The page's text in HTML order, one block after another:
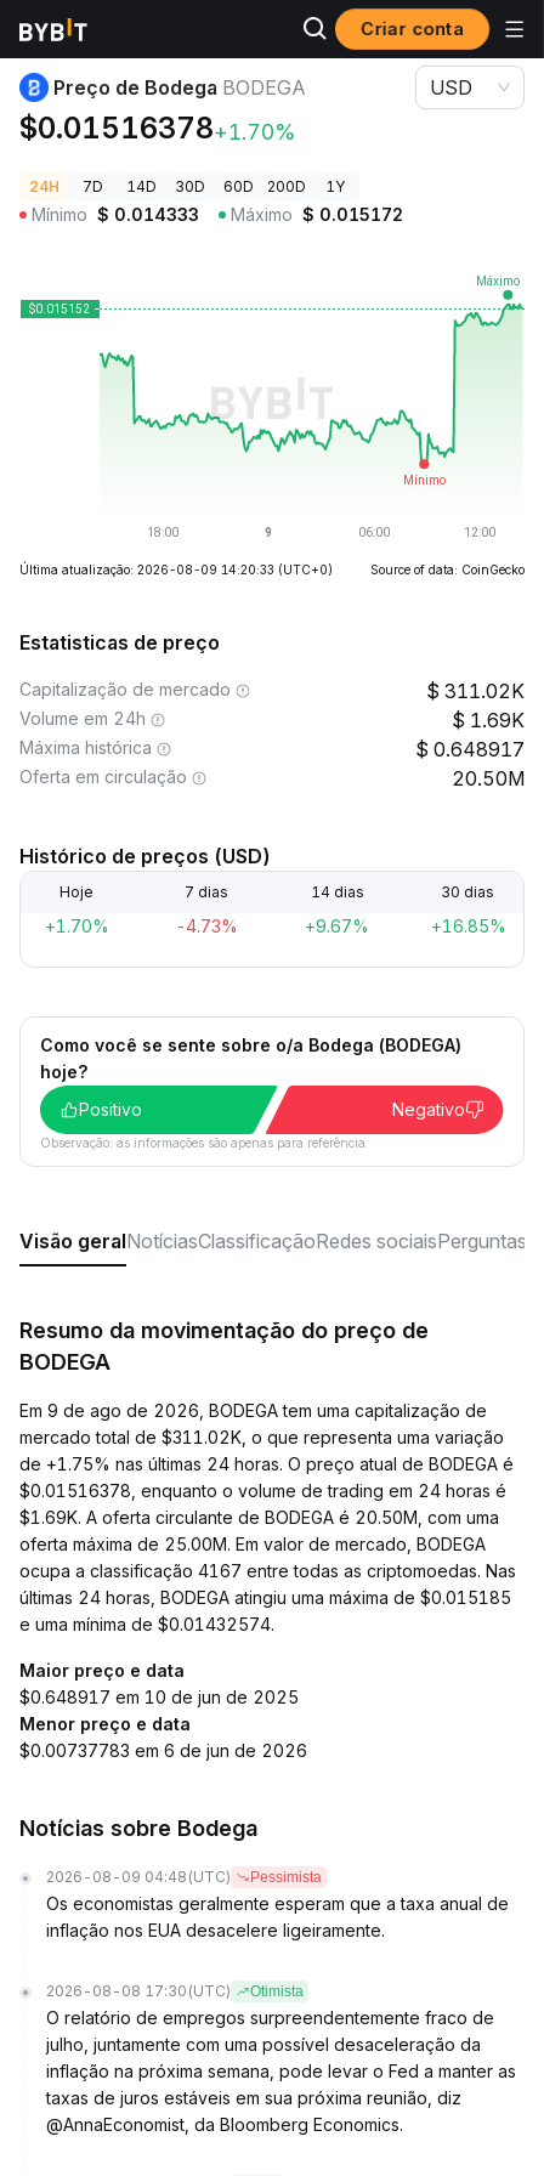
Criar conta
Preços de Criptomoedas Preço de Bodega BODEGA
Preço de Bodega BODEGA
$0.01516378+1.70%
USD
24H 7D 14D 30D 60D 200D 1Y
Mínimo $ 0.014333 Máximo $ 0.015172
Última atualização: 2026-08-09 14:20:33 (UTC+0) Source of data: CoinGecko
Estatisticas de preço
Capitalização de mercado 311.02K
Volume em 24h 1.69K
Máxima histórica 0.648917
Oferta em circulação 20.50M
Histórico de preços (USD)
Hoje 7 dias 14 dias 30 dias
+1.70% -4.73% +9.67% +16.85%
Como você se sente sobre o/a Bodega (BODEGA)
hoje?
Positivo
Negativo
Observação: as informações são apenas para referência.
Visão geralNotíciasClassificaçãoRedes sociaisPerguntas
Resumo da movimentação do preço de
BODEGA
Em 9 de ago de 2026, BODEGA tem uma capitalização de
mercado total de $311.02K, o que representa uma variação
de +1.75% nas últimas 24 horas. O preço atual de BODEGA é
$0.01516378, enquanto o volume de trading em 24 horas é
$1.69K. A oferta circulante de BODEGA é 20.50M, com uma
oferta máxima de 25.00M. Em valor de mercado, BODEGA
ocupa a classificação 4167 entre todas as criptomoedas. Nas
últimas 24 horas, BODEGA atingiu uma máxima de $0.015185
e uma mínima de $0.01432574.
Maior preço e data
$0.648917 em 10 de jun de 2025
Menor preço e data
$0.00737783 em 6 de jun de 2026
Notícias sobre Bodega
2026-08-09 04:48 (UTC) Pessimista
Os economistas geralmente esperam que a taxa anual de
inflação nos EUA desacelere ligeiramente.
2026-08-08 17:30 (UTC) Otimista
O relatório de empregos surpreendentemente fraco de
julho, juntamente com uma possível desaceleração da
inflação na próxima semana, pode levar o Fed a manter as
taxas de juros estáveis em sua próxima reunião, diz
@AnnaEconomist, da Bloomberg Economics.